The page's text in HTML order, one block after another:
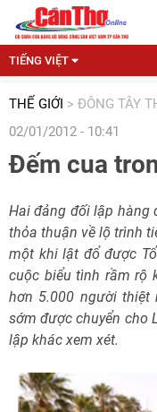
TIẾNG VIỆT
THẾ GIỚI > ĐÔNG TÂY
02/01/2012 - 10:41
Đếm cua
Hai đảng đối lập hàng
thỏa thuận về lộ trình
một khi lật đổ được
cuộc biểu tình rầm rộ
hơn 5.000 người thiệt
sớm được chuyển cho
lập khác xem xét.